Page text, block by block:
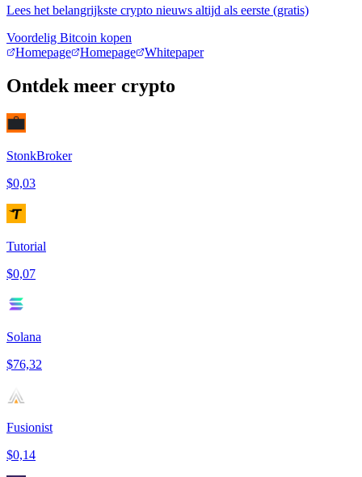
Lees het belangrijkste crypto nieuws altijd als eerste (gratis)
Voordelig Bitcoin kopen
Homepage
Homepage Whitepaper
Ontdek meer crypto
StonkBroker
$0,03
Tutorial
$0,07
Solana
$76,32
Fusionist
$0,14